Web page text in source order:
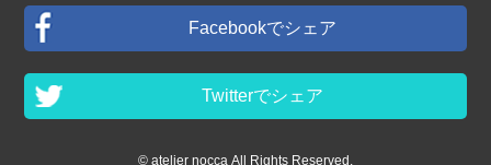
Facebookでシェア
Twitterでシェア
© atelier nocca All Rights Reserved.